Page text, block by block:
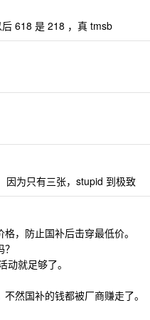
618 是 218 ，真 tmsb
因为只有三张，stupid 到极致
，防止国补后击穿最低价。
就足够了。
然国补的钱都被厂商赚走了。